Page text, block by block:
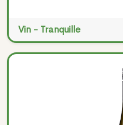
Vin - Tranquille